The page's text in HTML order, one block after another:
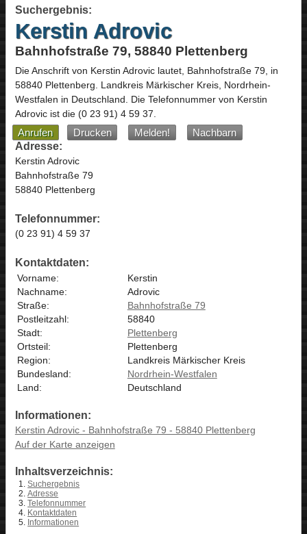
Suchergebnis:
Kerstin Adrovic
Bahnhofstraße 79, 58840 Plettenberg
Die Anschrift von Kerstin Adroviclautet, Bahnhofstraße 79, in
58840 Plettenberg. Landkreis Märkischer Kreis, Nordrhein-
Westfalen in Deutschland. Die Telefonnummer von Kerstin
Adrovic ist die (0 23 91) 4 59 37.
Anrufen Drucken Melden!
Nachbarn
Adresse:
Kerstin Adrovic
Bahnhofstraße 79
58840 Plettenberg
Telefonnummer:
(0 23 91) 4 59 37
Kontaktdaten:
Vorname:
Kerstin
Nachname:
Adrovic
Straße:
Bahnhofstraße 79
Postleitzahl:
58840
Stadt:
Plettenberg
Ortsteil:
Plettenberg
Region:
Landkreis Märkischer Kreis
Bundesland:
Nordrhein-Westfalen
Land:
Deutschland
Informationen:
Kerstin Adrovic - Bahnhofstraße 79 - 58840 Plettenberg
Auf der Karte anzeigen
Inhaltsverzeichnis:
Suchergebnis
Adresse
Telefonnummer
Kontaktdaten
Informationen